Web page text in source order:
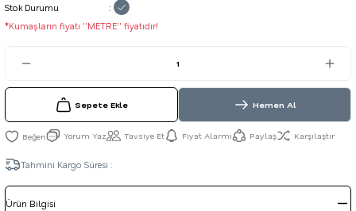
Stok Durumu
*Kumaşların fiyatı ''METRE'' fiyatıdır!
Sepete Ekle Hemen Al
Yorum Yaz Tavsiye Et Fiyat Alarmı Paylaş Karşılaştır
Tahmini Kargo Süresi :
Ürün Bilgisi